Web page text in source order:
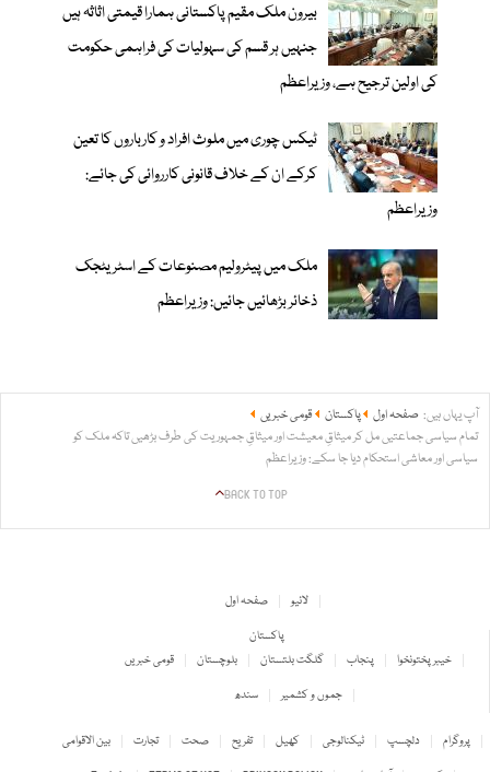
بیرون ملک مقیم پاکستانی ہمارا قیمتی اثاثہ ہیں
جنہیں ہر قسم کی سہولیات کی فراہمی حکومت
کی اولین ترجیح ہے، وزیراعظم
ٹیکس چوری میں ملوث افراد و کارباروں کا تعین
کرکے ان کے خلاف قانونی کارروائی کی جائے:
وزیراعظم
ملک میں پیٹرولیم مصنوعات کے اسٹریٹجک
ذخائر بڑھائیں جائیں: وزیراعظم
آپ یہاں ہیں: صفحہ اول پاکستان
قومی خبریں
تمام سیاسی جماعتیں مل کر میثاقِ معیشت اور میثاقِ جمہوریت کی طرف بڑھیں تاکہ ملک کو
سیاسی اور معاشی استحکام دیا جا سکے: وزیراعظم
BACK TO TOP
صفحہ اول
لائیو
پاکستان
قومی خبریں
بلوچستان گلگت بلتستان پنجاب
خیبر پختونخوا
سندھ
جموں و کشمیر
بین الاقوامی تجارت صحت تفریح کھیل ٹیکنالوجی دلچسپ
پروگرام